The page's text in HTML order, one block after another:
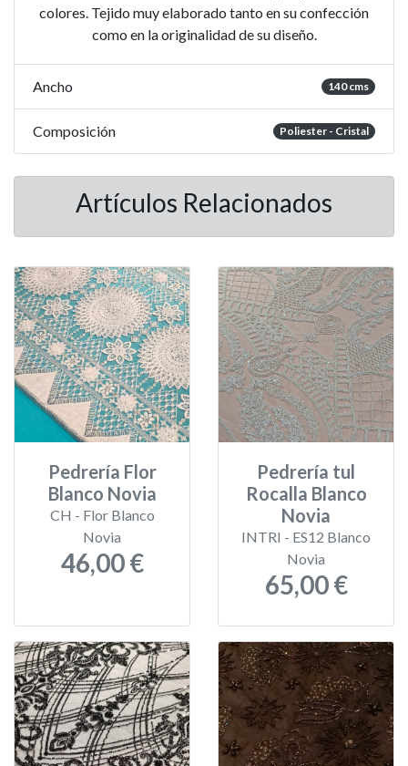
colores. Tejido muy elaborado tanto en su confección
como en la originalidad de su diseño.
Ancho 140 cms
Composición Poliester - Cristal
Artículos Relacionados
Pedrería Flor
Blanco Novia
CH - Flor Blanco
Novia
46,00 €
Pedrería tul
Rocalla Blanco
Novia
INTRI - ES12 Blanco
Novia
65,00 €